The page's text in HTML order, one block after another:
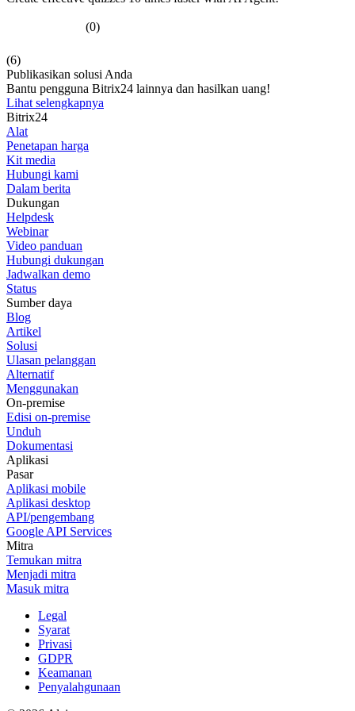
(0)
(6)
Publikasikan solusi Anda
Bantu pengguna Bitrix24 lainnya dan hasilkan uang!
Lihat selengkapnya
Bitrix24
Alat
Penetapan harga
Kit media
Hubungi kami
Dalam berita
Dukungan
Helpdesk
Webinar
Video panduan
Hubungi dukungan
Jadwalkan demo
Status
Sumber daya
Blog
Artikel
Solusi
Ulasan pelanggan
Alternatif
Menggunakan
On-premise
Edisi on-premise
Unduh
Dokumentasi
Aplikasi
Pasar
Aplikasi mobile
Aplikasi desktop
API/pengembang
Google API Services
Mitra
Temukan mitra
Menjadi mitra
Masuk mitra
Legal
Syarat
Privasi
GDPR
Keamanan
Penyalahgunaan